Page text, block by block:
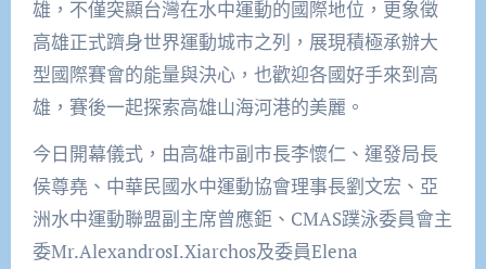
雄，不僅突顯台灣在水中運動的國際地位，更象徵
高雄正式躋身世界運動城市之列，展現積極承辦大
型國際賽會的能量與決心，也歡迎各國好手來到高
雄，賽後一起探索高雄山海河港的美麗。
今日開幕儀式，由高雄市副市長李懷仁、運發局長
侯尊堯、中華民國水中運動協會理事長劉文宏、亞
洲水中運動聯盟副主席曾應鉅、CMAS蹼泳委員會主
委Mr.AlexandrosI.Xiarchos及委員Elena